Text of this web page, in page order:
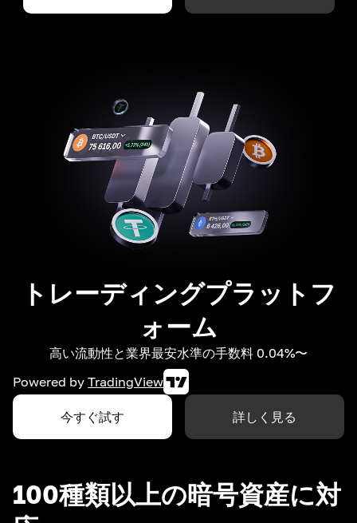
トレーディングプラットフ
ォーム
高い流動性と業界最安水準の手数料 0.04%〜
Powered by TradingView
今すぐ試す 詳しく見る
100種類以上の暗号資産に対